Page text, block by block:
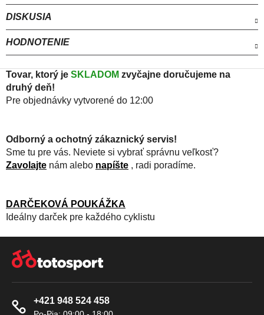
Tovar, ktorý je SKLADOM zvyčajne doručujeme na
druhý deň!
Pre objednávky vytvorené do 12:00
Odborný a ochotný zákaznický servis!
Sme tu pre vás. Neviete si vybrať správnu veľkosť?
Zavolajte nám alebo napíšte , radi poradíme.
DARČEKOVÁ POUKÁŽKA
Ideálny darček pre každého cyklistu
DISKUSIA
HODNOTENIE
+421 948 524 458